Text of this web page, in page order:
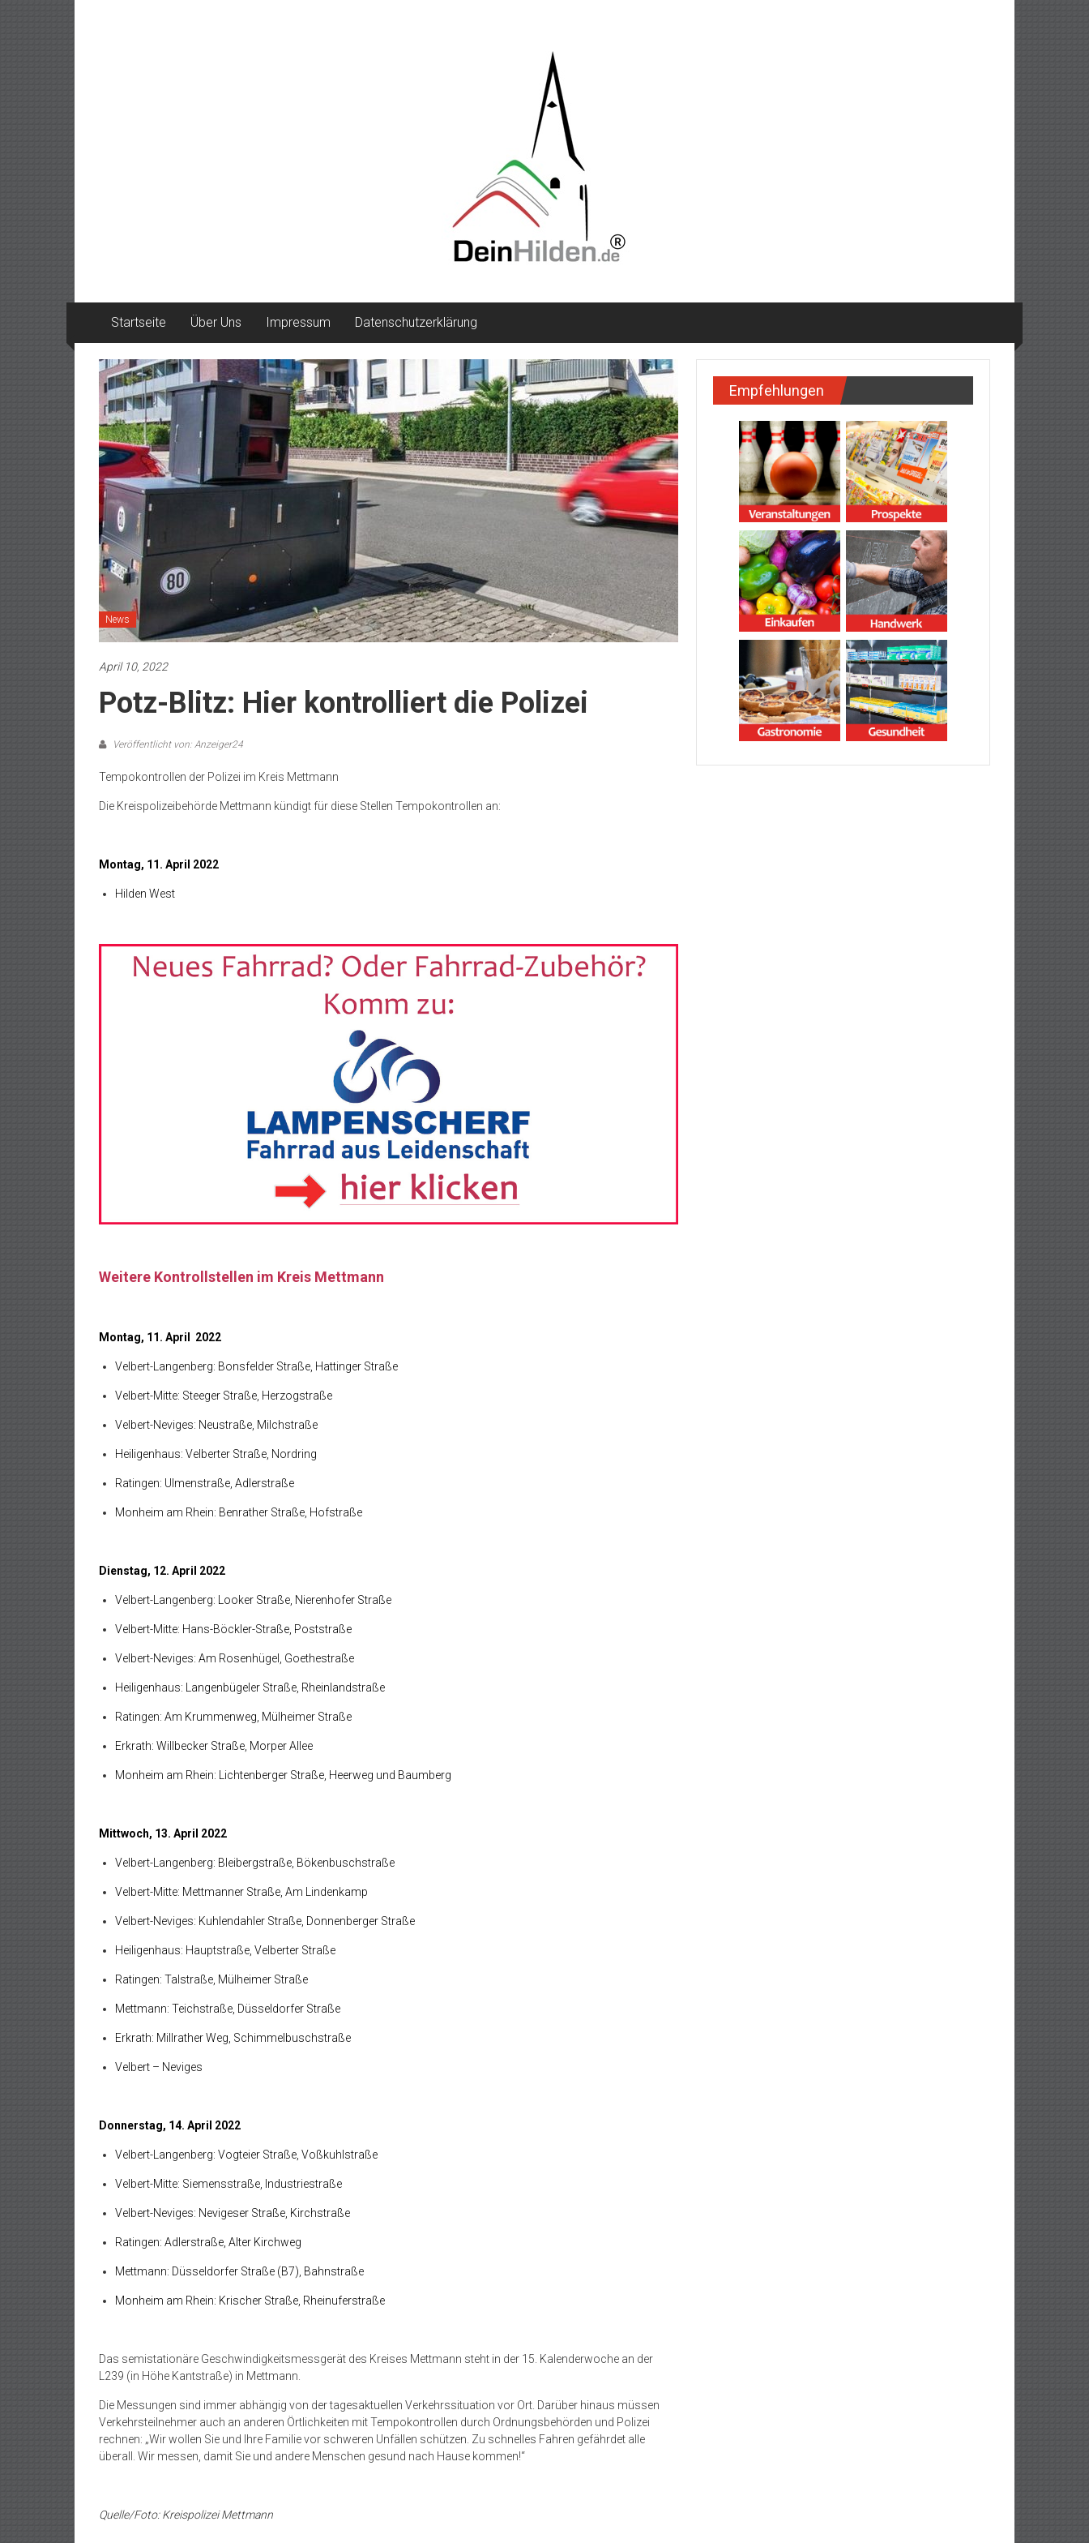
Startseite Über Uns Impressum Datenschutzerklärung
News
April 10, 2022
Potz-Blitz: Hier kontrolliert die Polizei
Veröffentlicht von: Anzeiger24
Tempokontrollen der Polizei im Kreis Mettmann
Die Kreispolizeibehörde Mettmann kündigt für diese Stellen Tempokontrollen an:
Montag, 11. April 2022
Hilden West
Weitere Kontrollstellen im Kreis Mettmann
Montag, 11. April 2022
Velbert-Langenberg: Bonsfelder Straße, Hattinger Straße
Velbert-Mitte: Steeger Straße, Herzogstraße
Velbert-Neviges: Neustraße, Milchstraße
Heiligenhaus: Velberter Straße, Nordring
Ratingen: Ulmenstraße, Adlerstraße
Monheim am Rhein: Benrather Straße, Hofstraße
Dienstag, 12. April 2022
Velbert-Langenberg: Looker Straße, Nierenhofer Straße
Velbert-Mitte: Hans-Böckler-Straße, Poststraße
Velbert-Neviges: Am Rosenhügel, Goethestraße
Heiligenhaus: Langenbügeler Straße, Rheinlandstraße
Ratingen: Am Krummenweg, Mülheimer Straße
Erkrath: Willbecker Straße, Morper Allee
Monheim am Rhein: Lichtenberger Straße, Heerweg und Baumberg
Mittwoch, 13. April 2022
Velbert-Langenberg: Bleibergstraße, Bökenbuschstraße
Velbert-Mitte: Mettmanner Straße, Am Lindenkamp
Velbert-Neviges: Kuhlendahler Straße, Donnenberger Straße
Heiligenhaus: Hauptstraße, Velberter Straße
Ratingen: Talstraße, Mülheimer Straße
Mettmann: Teichstraße, Düsseldorfer Straße
Erkrath: Millrather Weg, Schimmelbuschstraße
Velbert – Neviges
Donnerstag, 14. April 2022
Velbert-Langenberg: Vogteier Straße, Voßkuhlstraße
Velbert-Mitte: Siemensstraße, Industriestraße
Velbert-Neviges: Nevigeser Straße, Kirchstraße
Ratingen: Adlerstraße, Alter Kirchweg
Mettmann: Düsseldorfer Straße (B7), Bahnstraße
Monheim am Rhein: Krischer Straße, Rheinuferstraße
Das semistationäre Geschwindigkeitsmessgerät des Kreises Mettmann steht in der 15. Kalenderwoche an der
L239 (in Höhe Kantstraße) in Mettmann.
Die Messungen sind immer abhängig von der tagesaktuellen Verkehrssituation vor Ort. Darüber hinaus müssen
Verkehrsteilnehmer auch an anderen Örtlichkeiten mit Tempokontrollen durch Ordnungsbehörden und Polizei
rechnen: „Wir wollen Sie und Ihre Familie vor schweren Unfällen schützen. Zu schnelles Fahren gefährdet alle
überall. Wir messen, damit Sie und andere Menschen gesund nach Hause kommen!“
Quelle/Foto: Kreispolizei Mettmann
Empfehlungen